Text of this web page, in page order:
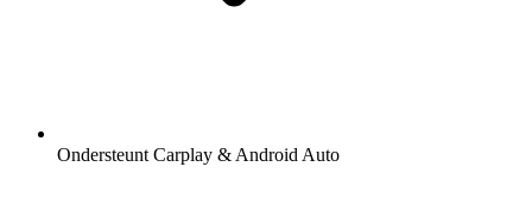
Ondersteunt Carplay & Android Auto